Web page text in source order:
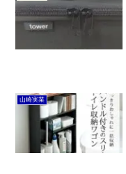
山崎実業